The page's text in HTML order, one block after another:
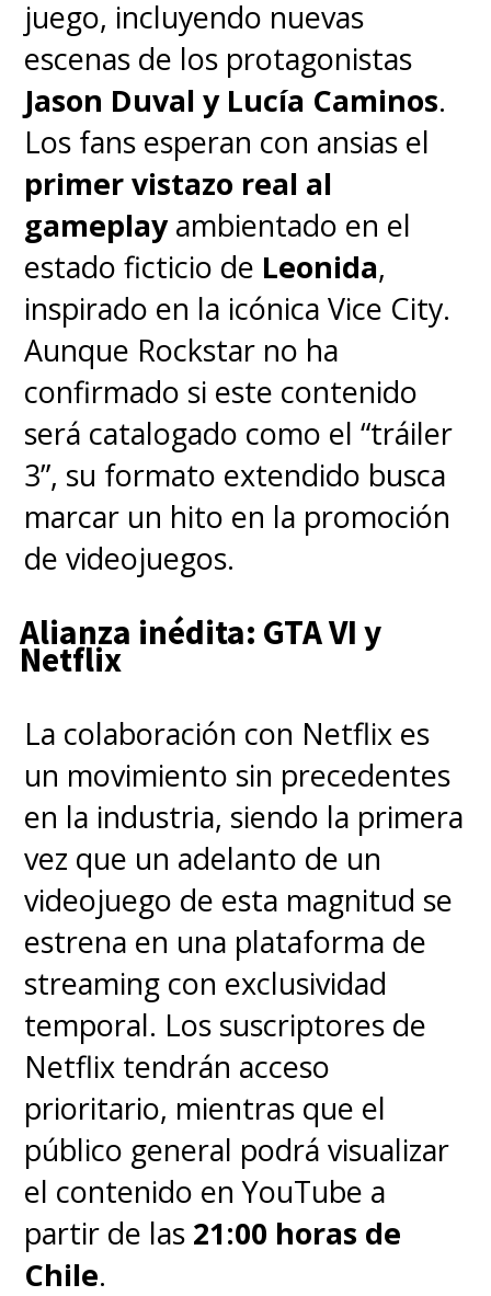
No es la primera vez que el
estudio incursiona en el 3D
CG, ya que antes estuvo Hayao
dirigiendo el corto "Boro the
Caterpillar" para el Museo Ghibli
en 2018.
juego, incluyendo nuevas
escenas de los protagonistas
Jason Duval y Lucía Caminos.
Los fans esperan con ansias el
primer vistazo real al
gameplayambientado en el
estado ficticio de Leonida,
inspirado en la icónica Vice City.
Aunque Rockstar no ha
confirmado si este contenido
será catalogado como el “tráiler
3”, su formato extendido busca
marcar un hito en la promoción
de videojuegos.
Alianza inédita: GTA VI y
Netflix
La colaboración con Netflix es
un movimiento sin precedentes
en la industria, siendo la primera
vez que un adelanto de un
videojuego de esta magnitud se
estrena en una plataforma de
streaming con exclusividad
temporal. Los suscriptores de
Netflix tendrán acceso
prioritario, mientras que el
público general podrá visualizar
el contenido en YouTube a
partir de las 21:00 horas de
Chile.